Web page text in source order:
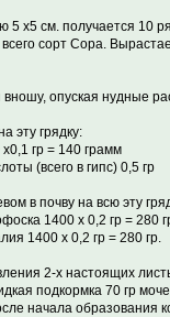
5 х5 см. получается 10
сорт Сора.
опуская нудные
эту грядку:
гр = 140 грамм
(всего в гипс) 0,5 гр
в почву на всю эту
1400 х 0,2 гр = 280
1400 х 0,2 гр = 280 гр.
2-х настоящих
подкормка 70 гр
начала образования